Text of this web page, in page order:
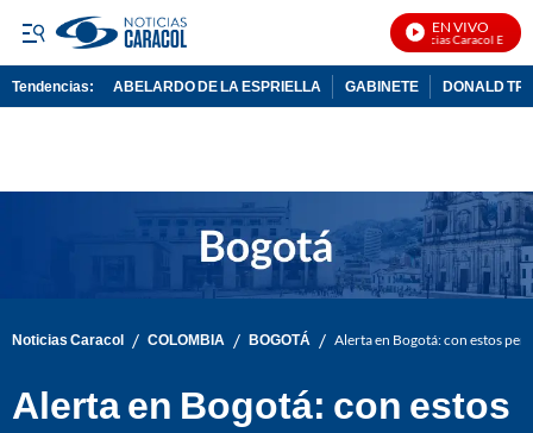
EN VIVO
Noticias Caracol En Vivo
Tendencias: ABELARDO DE LA ESPRIELLA GABINETE DONALD
Noticias Caracol / COLOMBIA / BOGOTÁ / Alerta en Bogotá: con estos
Alerta en Bogotá: con estos